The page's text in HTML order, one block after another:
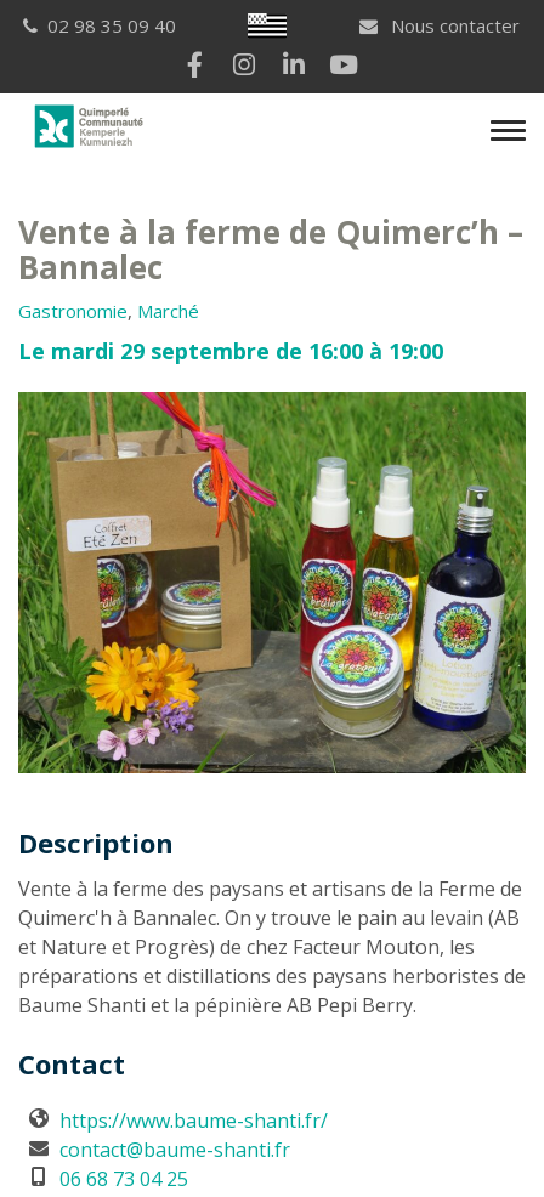
Breton
02 98 35 09 40
Nous contacter
Lien vers le compte Facebook
Lien vers le compte Instagram
Lien vers le compte
Vente à la ferme de Quimerc’h –
Bannalec
Gastronomie, Marché
Le mardi 29 septembre de 16:00 à 19:00
Description
Description
Vente à la ferme des paysans et artisans de la Ferme de
Quimerc'h à Bannalec. On y trouve le pain au levain (AB
et Nature et Progrès) de chez Facteur Mouton, les
préparations et distillations des paysans herboristes de
Baume Shanti et la pépinière AB Pepi Berry.
Contact
https://www.baume-shanti.fr/
contact@baume-shanti.fr
06 68 73 04 25